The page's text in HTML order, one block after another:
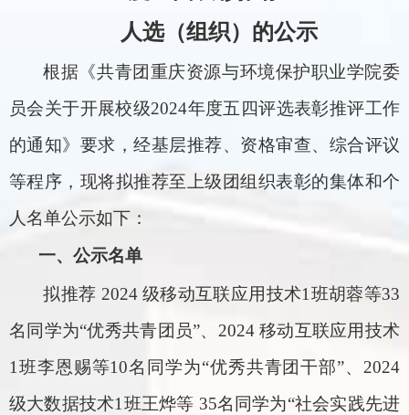
人选（组织）的公示
根据《共青团重庆资源与环境保护职业学院委
员会关于开展校级2024年度五四评选表彰推评工作
的通知》要求，经基层推荐、资格审查、综合评议
等程序，现将拟推荐至上级团组织表彰的集体和个
人名单公示如下：
一、公示名单
拟推荐 2024级移动互联应用技术1班胡蓉等33
名同学为“优秀共青团员”、 2024移动互联应用技术
1班李恩赐等10名同学为“优秀共青团干部”、2024
级大数据技术1班王烨等 35名同学为“社会实践先进